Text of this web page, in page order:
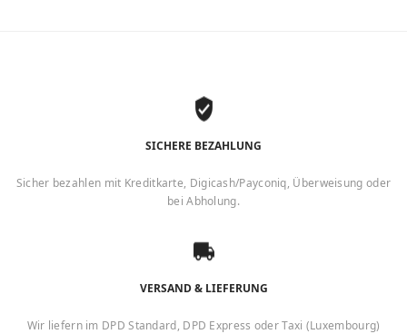
SICHERE BEZAHLUNG
Sicher bezahlen mit Kreditkarte, Digicash/Payconiq, Überweisung oder
bei Abholung.
VERSAND & LIEFERUNG
Wir liefern im DPD Standard, DPD Express oder Taxi (Luxembourg)